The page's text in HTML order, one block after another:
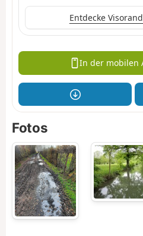
Entdecke
In der mobilen
Fotos